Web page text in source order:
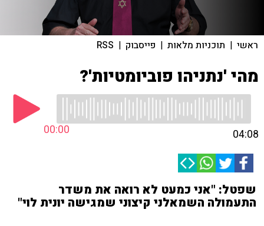
ראשי | תוכניות מלאות | פייסבוק |
RSS
מהי 'נתניהו פוביומטיות'?
00:00 04:08
שפטל: "אני כמעט לא רואה את משדר
התעמולה השמאלני קיצוני שמגישה יונית לוי"